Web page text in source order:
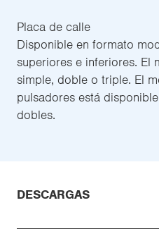
Placa de calle
Disponible en formato
superiores e inferiores. El
simple, doble o triple. El
pulsadores está
dobles.
DESCARGAS